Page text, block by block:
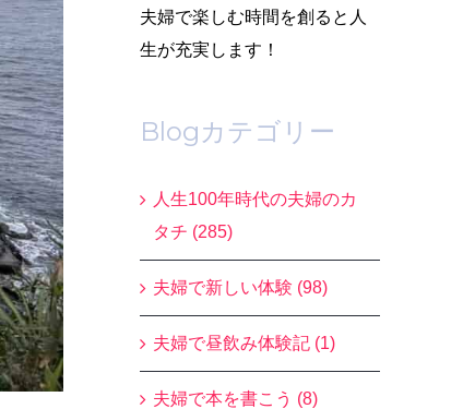
夫婦で楽しむ時間を創ると人
生が充実します！
Blogカテゴリー
人生100年時代の夫婦のカ
タチ (285)
夫婦で新しい体験 (98)
夫婦で昼飲み体験記 (1)
夫婦で本を書こう (8)